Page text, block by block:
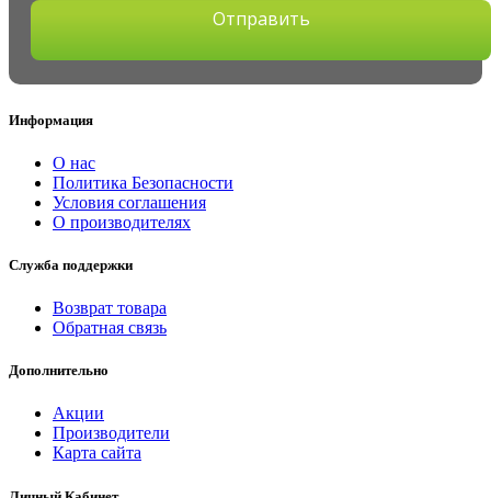
Отправить
Информация
О нас
Политика Безопасности
Условия соглашения
О производителях
Служба поддержки
Возврат товара
Обратная связь
Дополнительно
Акции
Производители
Карта сайта